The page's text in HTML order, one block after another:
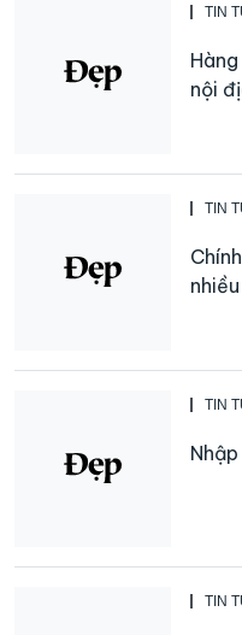
TIN
nội
TIN
TIN
TIN